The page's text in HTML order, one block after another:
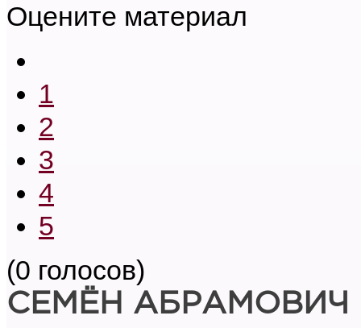
Оцените материал
1
2
3
4
5
(0 голосов)
СЕМЁН АБРАМОВИЧ